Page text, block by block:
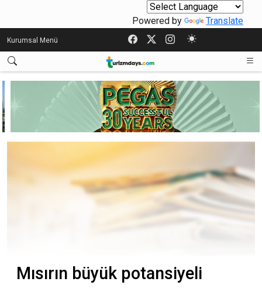
Powered by Translate
Kurumsal Menü
Mısırın büyük potansiyeli